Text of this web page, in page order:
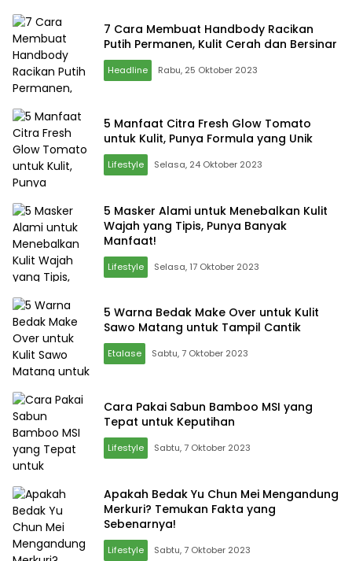
7 Cara Membuat Handbody Racikan
Putih Permanen, Kulit Cerah dan Bersinar
Headline Rabu, 25 Oktober 2023
5 Manfaat Citra Fresh Glow Tomato
untuk Kulit, Punya Formula yang Unik
Lifestyle Selasa, 24 Oktober 2023
5 Masker Alami untuk Menebalkan Kulit
Wajah yang Tipis, Punya Banyak
Manfaat!
Lifestyle Selasa, 17 Oktober 2023
5 Warna Bedak Make Over untuk Kulit
Sawo Matang untuk Tampil Cantik
Etalase Sabtu, 7 Oktober 2023
Cara Pakai Sabun Bamboo MSI yang
Tepat untuk Keputihan
Lifestyle Sabtu, 7 Oktober 2023
Apakah Bedak Yu Chun Mei Mengandung
Merkuri? Temukan Fakta yang
Sebenarnya!
Lifestyle Sabtu, 7 Oktober 2023